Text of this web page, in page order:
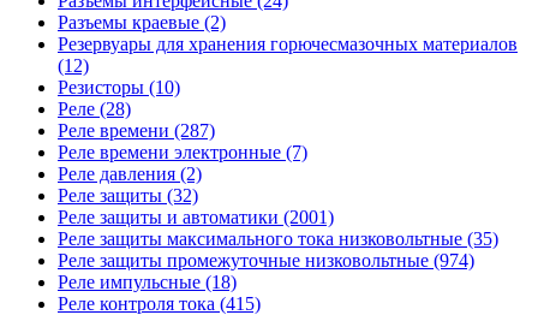
Разъемы краевые (2)
Резервуары для хранения горючесмазочных материалов
(12)
Резисторы (10)
Реле (28)
Реле времени (287)
Реле времени электронные (7)
Реле давления (2)
Реле защиты (32)
Реле защиты и автоматики (2001)
Реле защиты максимального тока низковольтные (35)
Реле защиты промежуточные низковольтные (974)
Реле импульсные (18)
Реле контроля тока (415)